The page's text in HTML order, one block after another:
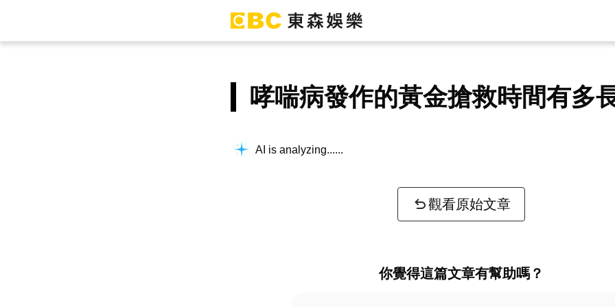
哮喘病發作的黃金搶救時間有多
AI is analyzing...
觀看原始文章
你覺得這篇文章有幫助嗎？